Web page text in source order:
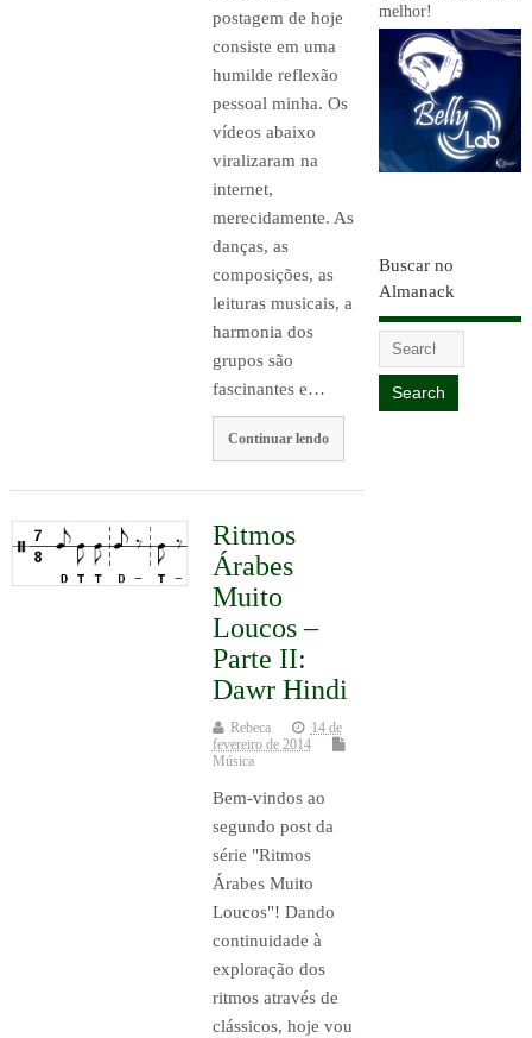
postagem de hoje
consiste em uma
humilde reflexão
pessoal minha. Os
vídeos abaixo
viralizaram na
internet,
merecidamente. As
danças, as
composições, as
leituras musicais, a
harmonia dos
grupos são
fascinantes e…
Continuar lendo
Ritmos
Árabes
Muito
Loucos –
Parte II:
Dawr Hindi
Rebeca
14 de
fevereiro de 2014
Música
Bem-vindos ao
segundo post da
série "Ritmos
Árabes Muito
Loucos"! Dando
continuidade à
exploração dos
ritmos através de
clássicos, hoje vou
melhor!
Buscar no
Almanack